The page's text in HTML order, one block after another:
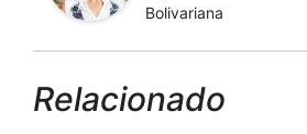
Bolivariana
Relacionado